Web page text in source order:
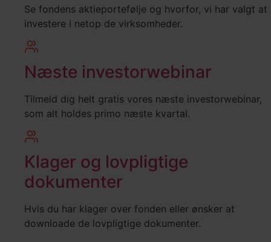
Se fondens aktieportefølje og hvorfor, vi har valgt at
investere i netop de virksomheder.
Næste investorwebinar
Tilmeld dig helt gratis vores næste investorwebinar,
som alt holdes primo næste kvartal.
Klager og lovpligtige
dokumenter
Hvis du har klager over fonden eller ønsker at
downloade de lovpligtige dokumenter.